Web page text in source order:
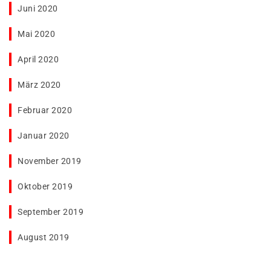
Juni 2020
Mai 2020
April 2020
März 2020
Februar 2020
Januar 2020
November 2019
Oktober 2019
September 2019
August 2019